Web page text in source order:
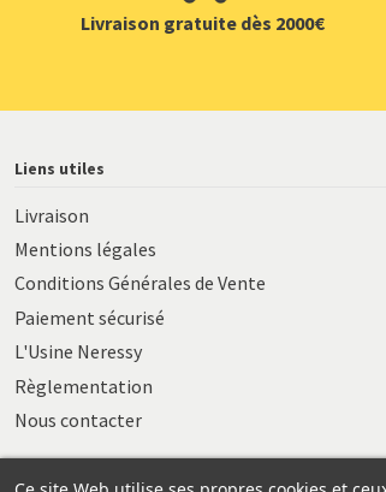
Livraison gratuite dès 2000€
Liens utiles
Livraison
Mentions légales
Conditions Générales de Vente
Paiement sécurisé
L'Usine Neressy
Règlementation
Nous contacter